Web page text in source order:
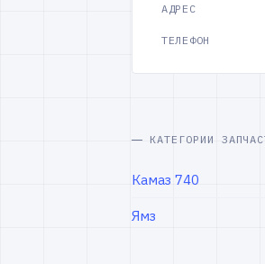
АДРЕС
ТЕЛЕФОН
КАТЕГОРИИ
Камаз 740
Ямз